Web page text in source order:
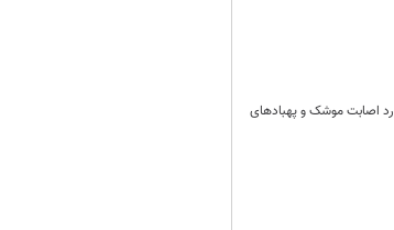
اصابت موشک و پهبادهای